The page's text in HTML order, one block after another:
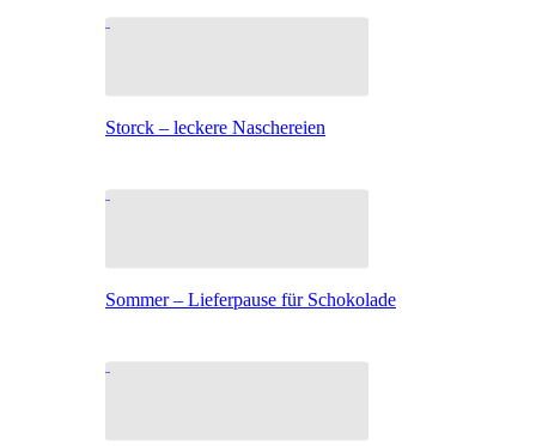
Storck – leckere Naschereien
Sommer – Lieferpause für Schokolade